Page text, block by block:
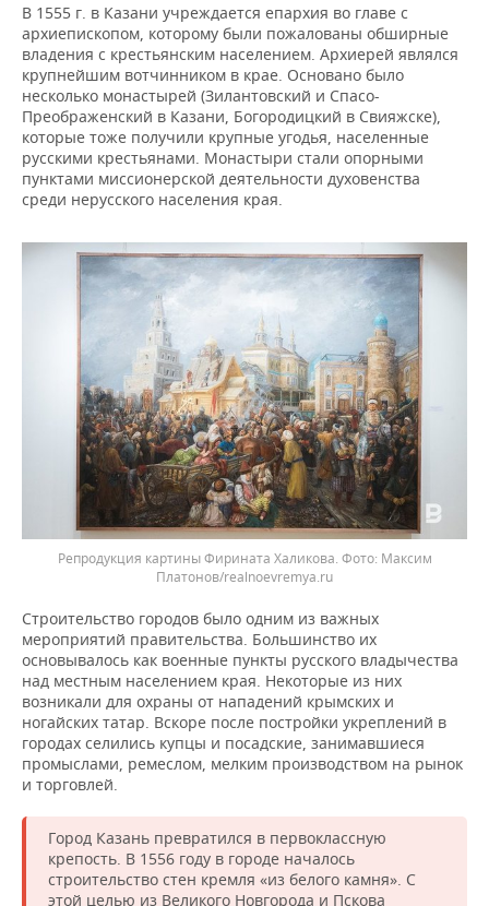
В 1555 г. в Казани учреждается епархия во главе с
архиепископом, которому были пожалованы обширные
владения с крестьянским населением. Архиерей являлся
крупнейшим вотчинником в крае. Основано было
несколько монастырей (Зилантовский и Спасо-
Преображенский в Казани, Богородицкий в Свияжске),
которые тоже получили крупные угодья, населенные
русскими крестьянами. Монастыри стали опорными
пунктами миссионерской деятельности духовенства
среди нерусского населения края.
Репродукция картины Фирината Халикова.
Максим
Платонов/realnoevremya.ru
Строительство городов было одним из важных
мероприятий правительства. Большинство их
основывалось как военные пункты русского владычества
над местным населением края. Некоторые из них
возникали для охраны от нападений крымских и
ногайских татар. Вскоре после постройки укреплений в
городах селились купцы и посадские, занимавшиеся
промыслами, ремеслом, мелким производством на рынок
и торговлей.
Город Казань превратился в первоклассную
крепость. В 1556 году в городе началось
строительство стен кремля «из белого камня». С
этой целью из Великого Новгорода и Пскова